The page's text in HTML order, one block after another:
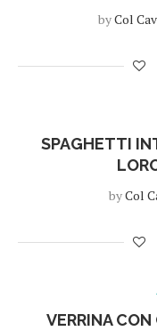
byCol
SPAGHETTI
byCol
VERRINA CON